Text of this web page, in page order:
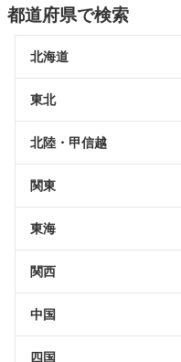
都道府県で検索
北海道
東北
北陸・甲信越
関東
東海
関西
中国
四国